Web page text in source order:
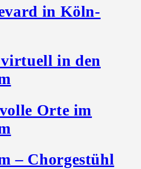
in Köln-
in den
Orte im
– Chorgestühl